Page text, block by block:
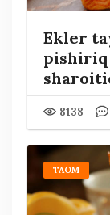
Ekler
8138
TAOM